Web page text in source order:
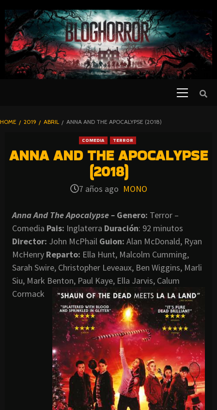
TO
CONTENT
BLOGHORROR
HOME 2019 ABRIL ANNA AND THE APOCALYPSE (2018)
COMEDIA TERROR
ANNA AND THE APOCALYPSE
(2018)
7 años ago MONO
Anna And The Apocalypse – Genero: Terror –
Comedia Pais: Inglaterra Duración: 92 minutos
Director: John McPhail Guion: Alan McDonald, Ryan
McHenry Reparto: Ella Hunt, Malcolm Cumming,
Sarah Swire, Christopher Leveaux, Ben Wiggins, Marli
Siu, Mark Benton, Paul Kaye, Ella Jarvis, Calum
Cormack